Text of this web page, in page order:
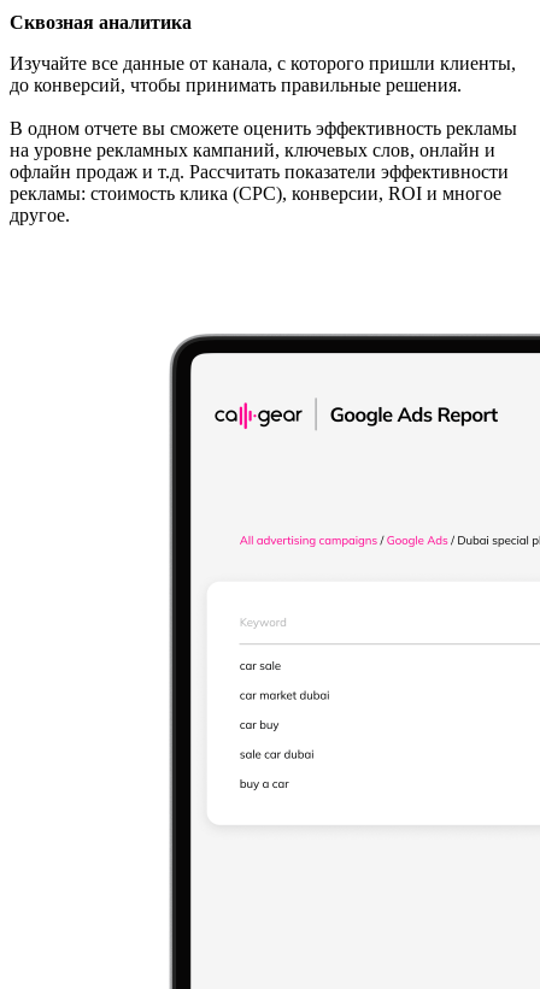
Сквозная аналитика
Изучайте все данные от канала, с которого пришли клиенты,
до конверсий, чтобы принимать правильные решения.
В одном отчете вы сможете оценить эффективность рекламы
на уровне рекламных кампаний, ключевых слов, онлайн и
офлайн продаж и т.д. Рассчитать показатели эффективности
рекламы: стоимость клика (CPC), конверсии, ROI и многое
другое.